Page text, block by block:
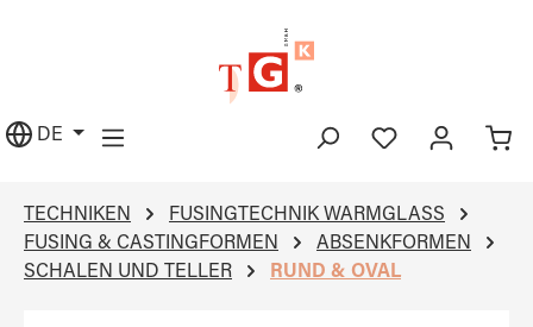
DE
TECHNIKEN
FUSINGTECHNIK WARMGLASS
FUSING & CASTINGFORMEN
ABSENKFORMEN
SCHALEN UND TELLER
RUND & OVAL